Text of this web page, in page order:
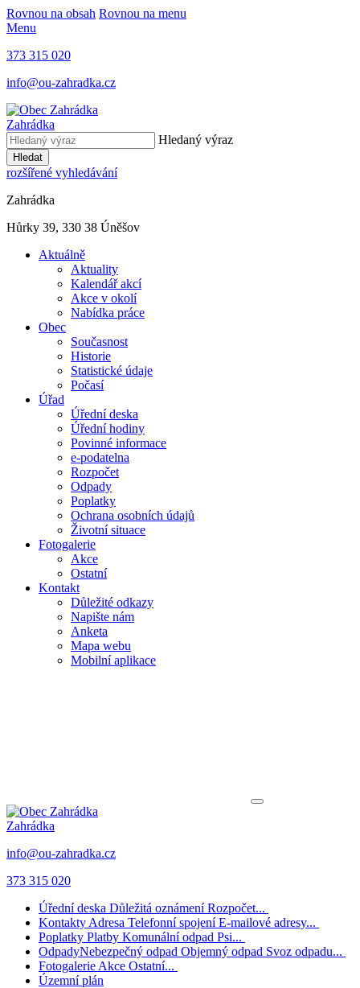
Rovnou na obsah Rovnou na menu
Menu
373 315 020
info@ou-zahradka.cz
Zahrádka
Hledaný výraz
Hledat
rozšířené vyhledávání
Zahrádka
Hůrky 39, 330 38 Úněšov
Aktuálně
Aktuality
Kalendář akcí
Akce v okolí
Nabídka práce
Obec
Současnost
Historie
Statistické údaje
Počasí
Úřad
Úřední deska
Úřední hodiny
Povinné informace
e-podatelna
Rozpočet
Odpady
Poplatky
Ochrana osobních údajů
Životní situace
Fotogalerie
Akce
Ostatní
Kontakt
Důležité odkazy
Napište nám
Anketa
Mapa webu
Mobilní aplikace
Zahrádka
info@ou-zahradka.cz
373 315 020
Úřední deska Důležitá oznámení Rozpočet...
Kontakty Adresa Telefonní spojení E-mailové adresy...
Poplatky Platby Komunální odpad Psi...
OdpadyNebezpečný odpad Objemný odpad Svoz odpadu...
Fotogalerie Akce Ostatní...
Územní plán